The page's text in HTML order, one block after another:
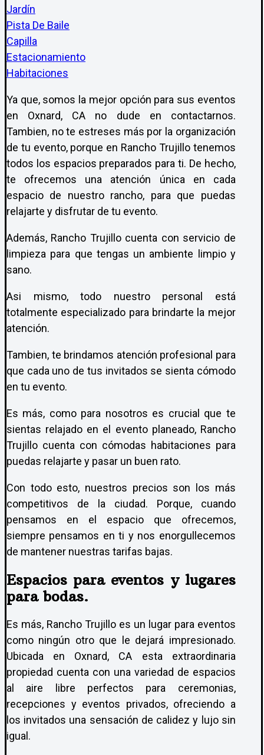
Jardín
Pista De Baile
Capilla
Estacionamiento
Habitaciones
Ya que, somos la mejor opción para sus eventos
en Oxnard, CA no dude en contactarnos.
Tambien, no te estreses más por la organización
de tu evento, porque en Rancho Trujillo tenemos
todos los espacios preparados para ti. De hecho,
te ofrecemos una atención única en cada
espacio de nuestro rancho, para que puedas
relajarte y disfrutar de tu evento.
Además, Rancho Trujillo cuenta con servicio de
limpieza para que tengas un ambiente limpio y
sano.
Asi mismo, todo nuestro personal está
totalmente especializado para brindarte la mejor
atención.
Tambien, te brindamos atención profesional para
que cada uno de tus invitados se sienta cómodo
en tu evento.
Es más, como para nosotros es crucial que te
sientas relajado en el evento planeado, Rancho
Trujillo cuenta con cómodas habitaciones para
puedas relajarte y pasar un buen rato.
Con todo esto, nuestros precios son los más
competitivos de la ciudad. Porque, cuando
pensamos en el espacio que ofrecemos,
siempre pensamos en ti y nos enorgullecemos
de mantener nuestras tarifas bajas.
Espacios para eventos y lugares
para bodas.
Es más, Rancho Trujillo es un lugar para eventos
como ningún otro que le dejará impresionado.
Ubicada en Oxnard, CA esta extraordinaria
propiedad cuenta con una variedad de espacios
al aire libre perfectos para ceremonias,
recepciones y eventos privados, ofreciendo a
los invitados una sensación de calidez y lujo sin
igual.